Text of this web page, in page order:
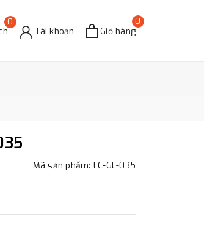
0
Tài khoản
0
Giỏ hàng
Mã sản phẩm: LC-GL-035